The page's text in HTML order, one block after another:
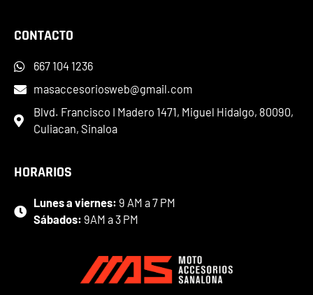
CONTACTO
667 104 1236
masaccesoriosweb@gmail.com
Blvd. Francisco I Madero 1471, Miguel Hidalgo, 80090,
Culiacan, Sinaloa
HORARIOS
Lunes a viernes: 9 AM a 7 PM
Sábados: 9AM a 3 PM